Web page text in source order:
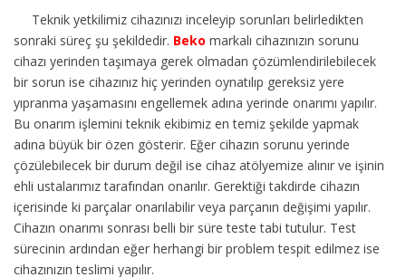
Teknik yetkilimiz cihazınızı inceleyip sorunları belirledikten
sonraki süreç şu şekildedir. Beko markalı cihazınızın sorunu
cihazı yerinden taşımaya gerek olmadan çözümlendirilebilecek
bir sorun ise cihazınız hiç yerinden oynatılıp gereksiz yere
yıpranma yaşamasını engellemek adına yerinde onarımı yapılır.
Bu onarım işlemini teknik ekibimiz en temiz şekilde yapmak
adına büyük bir özen gösterir. Eğer cihazın sorunu yerinde
çözülebilecek bir durum değil ise cihaz atölyemize alınır ve işinin
ehli ustalarımız tarafından onarılır. Gerektiği takdirde cihazın
içerisinde ki parçalar onarılabilir veya parçanın değişimi yapılır.
Cihazın onarımı sonrası belli bir süre teste tabi tutulur. Test
sürecinin ardından eğer herhangi bir problem tespit edilmez ise
cihazınızın teslimi yapılır.